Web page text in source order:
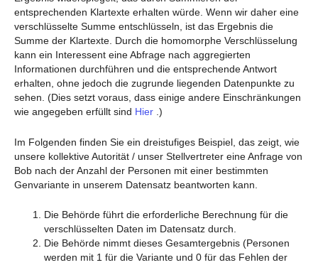
entsprechenden Klartexte erhalten würde. Wenn wir daher eine
verschlüsselte Summe entschlüsseln, ist das Ergebnis die
Summe der Klartexte. Durch die homomorphe Verschlüsselung
kann ein Interessent eine Abfrage nach aggregierten
Informationen durchführen und die entsprechende Antwort
erhalten, ohne jedoch die zugrunde liegenden Datenpunkte zu
sehen. (Dies setzt voraus, dass einige andere Einschränkungen
wie angegeben erfüllt sind Hier .)
Im Folgenden finden Sie ein dreistufiges Beispiel, das zeigt, wie
unsere kollektive Autorität / unser Stellvertreter eine Anfrage von
Bob nach der Anzahl der Personen mit einer bestimmten
Genvariante in unserem Datensatz beantworten kann.
Die Behörde führt die erforderliche Berechnung für die
verschlüsselten Daten im Datensatz durch.
Die Behörde nimmt dieses Gesamtergebnis (Personen
werden mit 1 für die Variante und 0 für das Fehlen der